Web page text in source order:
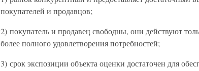
покупателей и продавцов;
2) покупатель и продавец свободны, они действуют
более полного удовлетворения потребностей;
3) срок экспозиции объекта оценки достаточен для